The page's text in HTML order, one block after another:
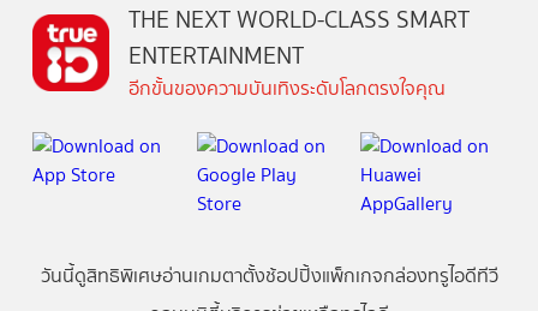
THE NEXT WORLD-CLASS SMART
ENTERTAINMENT
อีกขั้นของความบันเทิงระดับโลกตรงใจคุณ
วันนี้ดูสิทธิพิเศษอ่านเกมตาตั้งช้อปปิ้งแพ็กเกจกล่องทรูไอดีทีวี